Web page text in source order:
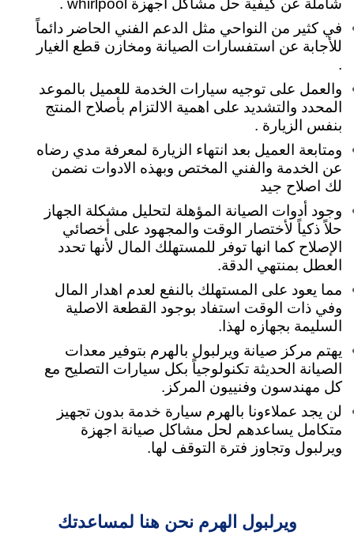
شاملة عن كيفية حل مشاكل اجهزة whirlpool .
في كثير من النواحي مثل الدعم الفني الحاضر دائماً
للأجابة عن استفسارات الصيانة ومخازن قطع الغيار
.
والعمل على توجيه سيارات الخدمة للعميل بالموعد
المحدد والتشديد على اهمية الالتزام بأصلاح المنتج
بنفس الزيارة .
ومتابعة العميل بعد انتهاء الزيارة لمعرفة مدي رضاه
عن الخدمة والفني المختص وبهذه الادوات نضمن
لك اصلاح جيد
وجود أدوات الصيانة المؤهلة لتحليل مشكلة الجهاز
حلاً ذكياً لأختصار الوقت والمجهود على أخصائي
الإصلاح كما انها توفر للمستهلك المال لأنها تحدد
العطل بمنتهي الدقة.
مما يعود على المستهلك بالنفع لعدم اهدار المال
وفي ذات الوقت استفاد بوجود القطعة الاصلية
السليمة بجهازه لهذا.
يهتم مركز صيانة ويرلبول بالهرم بتوفير معدات
الصيانة الحديثة تكنولوجياً بكل سيارات التصليح مع
كل مهندسون وفنييون المركز.
لن يجد عملاءونا بالهرم سيارة خدمة بدون تجهيز
متكامل يساعدهم لحل مشاكل صيانة اجهزة
ويرلبول وتجاوز فترة التوقف لها.
ويرلبول الهرم نحن هنا لمساعدتك